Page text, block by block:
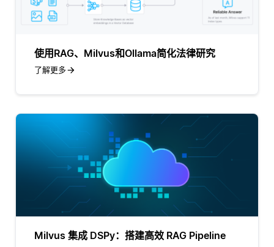
使用RAG、Milvus和Ollama简化法律研究
了解更多
Milvus 集成 DSPy：搭建高效 RAG Pipeline